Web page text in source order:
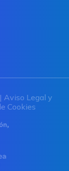
| Aviso Legal y
Cookies